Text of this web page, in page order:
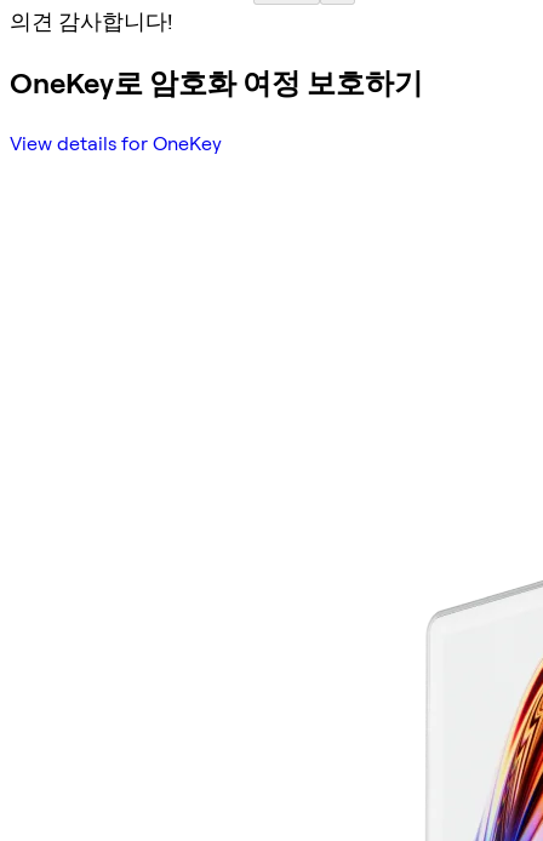
의견 감사합니다!
OneKey로 암호화 여정 보호하기
View details for OneKey